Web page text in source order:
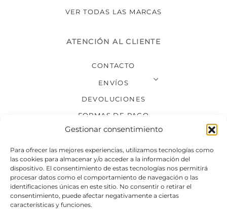
Gestionar consentimiento
Para ofrecer las mejores experiencias, utilizamos tecnologías como
las cookies para almacenar y/o acceder a la información del
dispositivo. El consentimiento de estas tecnologías nos permitirá
procesar datos como el comportamiento de navegación o las
identificaciones únicas en este sitio. No consentir o retirar el
consentimiento, puede afectar negativamente a ciertas
características y funciones.
VER TODAS LAS MARCAS
ATENCIÓN AL CLIENTE
CONTACTO
ENVÍOS
DEVOLUCIONES
FORMAS DE PAGO
SÍGUENOS